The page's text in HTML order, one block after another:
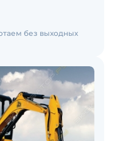
без выходных